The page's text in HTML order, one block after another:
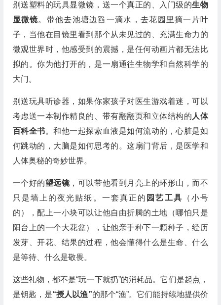
别送塑料的玩具显微镜，送一个真正的、入门级的生物
显微镜。带他去池塘边舀一滴水，去花园里摘一片叶
子，当他在目镜里看到那个从未见过的、充满生命力的
微观世界时，他感受到的震撼，是任何动画片都无法比
拟的。你为他打开的，是一扇通往生物学和自然科学的
大门。
别送玩具听诊器，如果你家孩子对医生游戏着迷，可以
考虑送一本制作精良的、带有翻翻页和立体结构的 人体
百科全书。和他一起探索血液是如何流动的，心脏是如
何跳动的，大脑是如何思考的。这扇门背后，是医学和
人体奥秘的奇妙世界。
一个好的望远镜 ，可以带他看到月亮上的环形山，而不
只是墙上的夜光贴纸。一套真正的 园艺工具
（小号
的），配上一小块可以让他自由折腾的土地（哪怕只是
阳台上的一个大花盆），让他亲手种下一颗种子，经历
发芽、开花、结果的过程，他会懂得什么是生命、什么
是等待、什么是敬畏。
这些礼物，都不是“玩一下就扔”的消耗品。它们是起点，
是钥匙，是“授人以渔”的那个“渔”。它们能持续地提供价